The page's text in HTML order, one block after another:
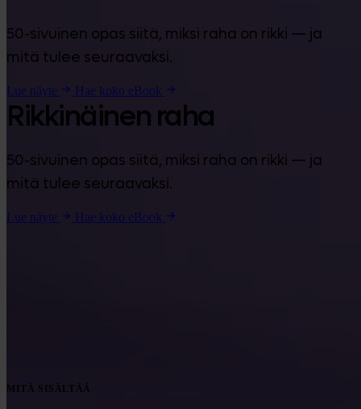
50-sivuinen opas siitä, miksi raha on rikki — ja
mitä tulee seuraavaksi.
Lue näyte Hae koko eBook
Rikkinäinen raha
50-sivuinen opas siitä, miksi raha on rikki — ja
mitä tulee seuraavaksi.
Lue näyte Hae koko eBook
MITÄ SISÄLTÄÄ